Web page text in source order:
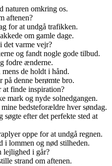
naturen omkring os.
aftenen?
for at undgå trafikken.
om gamle dage.
det varme vejr?
og fandt nogle gode tilbud.
fodre ænderne.
mens de holdt i hånd.
på denne berømte bro.
at finde inspiration?
mark og nyde solnedgangen.
mine bedsteforældre hver søndag.
søgte efter det perfekte sted at
oppe for at undgå regnen.
i lommen og nød stilheden.
lejlighed i går?
strand om aftenen.